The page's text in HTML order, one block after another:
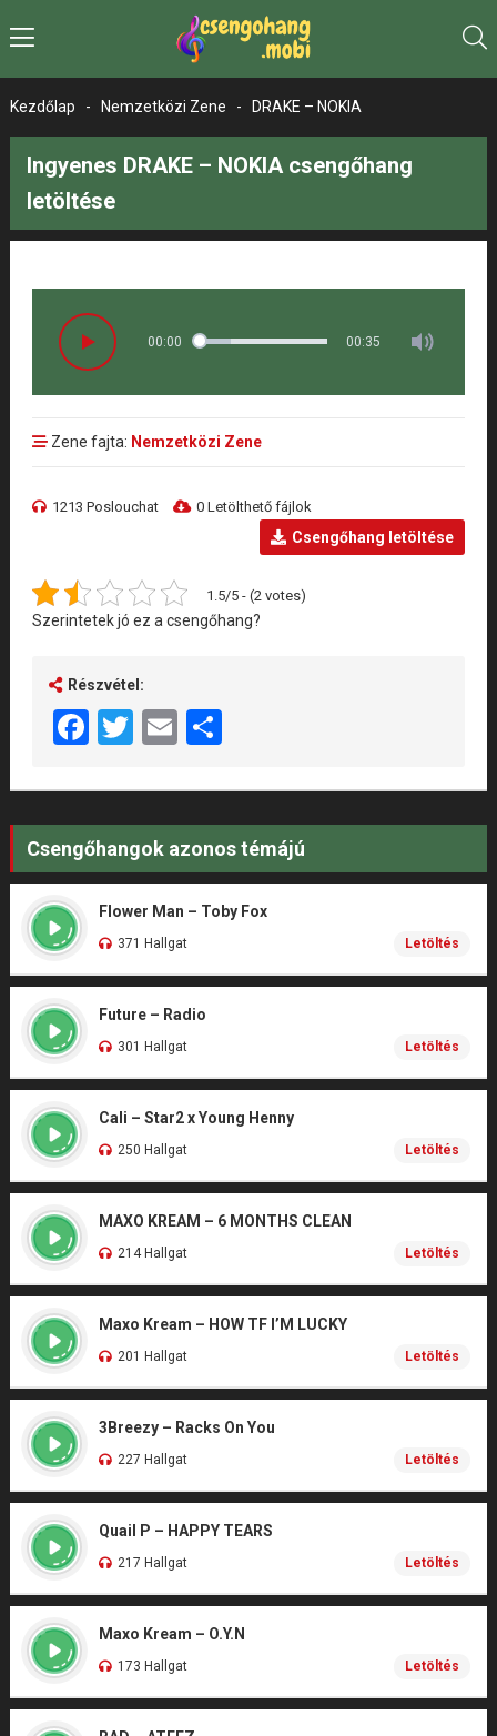
Kezdőlap - Nemzetközi Zene - DRAKE – NOKIA
Ingyenes DRAKE – NOKIA csengőhang
letöltése
00:00 00:35
Zene fajta: Nemzetközi Zene
1213 Poslouchat 0 Letölthető fájlok
Csengőhang letöltése
1.5/5 - (2 votes)
Szerintetek jó ez a csengőhang?
Részvétel:
Facebook
Twitter
EmailShare
Csengőhangok azonos témájú
Flower Man – Toby Fox
371 Hallgat Letöltés
Future – Radio
301 Hallgat Letöltés
Cali – Star2 x Young Henny
250 Hallgat Letöltés
MAXO KREAM – 6 MONTHS CLEAN
214 Hallgat Letöltés
Maxo Kream – HOW TF I’M LUCKY
201 Hallgat Letöltés
3Breezy – Racks On You
227 Hallgat Letöltés
Quail P – HAPPY TEARS
217 Hallgat Letöltés
Maxo Kream – O.Y.N
173 Hallgat Letöltés